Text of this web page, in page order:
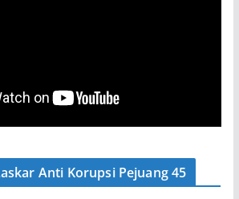
Anti Korupsi Pejuang 45